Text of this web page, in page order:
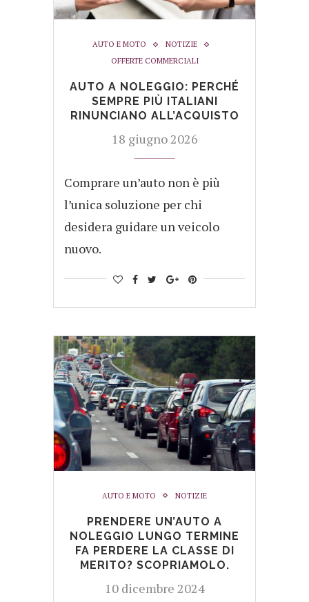
AUTO E MOTO
NOTIZIE
OFFERTE COMMERCIALI
AUTO A NOLEGGIO: PERCHÉ
SEMPRE PIÙ ITALIANI
RINUNCIANO ALL’ACQUISTO
18 giugno 2026
Comprare un’auto non è più
l’unica soluzione per chi
desidera guidare un veicolo
nuovo.
AUTO E MOTO NOTIZIE
PRENDERE UN’AUTO A
NOLEGGIO LUNGO TERMINE
FA PERDERE LA CLASSE DI
MERITO? SCOPRIAMOLO.
10 dicembre 2024